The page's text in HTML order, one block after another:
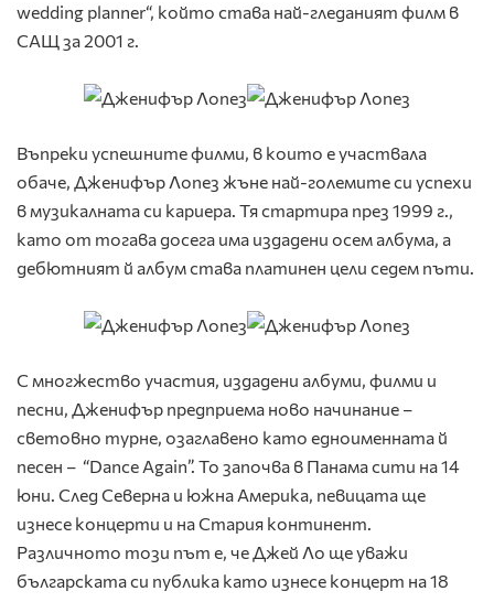
wedding planner“, който става най-гледаният филм в
САЩ за 2001 г.
Въпреки успешните филми, в които е участвала
обаче, Дженифър Лопез жъне най-големите си успехи
в музикалната си кариера. Тя стартира през 1999 г.,
като от тогава досега има издадени осем албума, а
дебютният й албум става платинен цели седем пъти.
С многжество участия, издадени албуми, филми и
песни, Дженифър предприема ново начинание –
световно турне, озаглавено като едноименната й
песен – “Dance Again”. То започва в Панама сити на 14
юни. След Северна и южна Америка, певицата ще
изнесе концерти и на Стария континент.
Различното този път е, че Джей Ло ще уважи
българската си публика като изнесе концерт на 18